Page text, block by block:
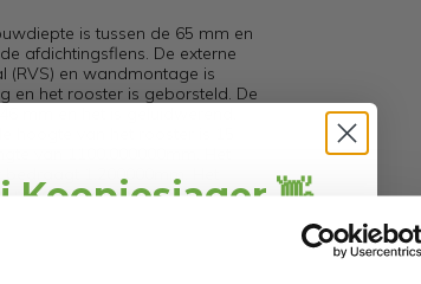
is tussen de 65 mm en
afdichtingsflens. De externe
(RVS) en wandmontage is
en het rooster is geborsteld. De
mm en het is geluidwerend.
hoogte van het rooster is 15
van 1100.000000mm. Het
1.200000mm. Het
rooster is geborsteld. Dit is
maar de hoogte is wel
Koopjesjager 👋
direct € 5,-